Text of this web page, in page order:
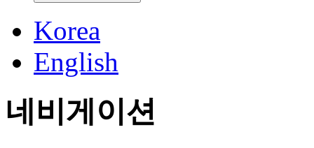
Korea
English
네비게이션